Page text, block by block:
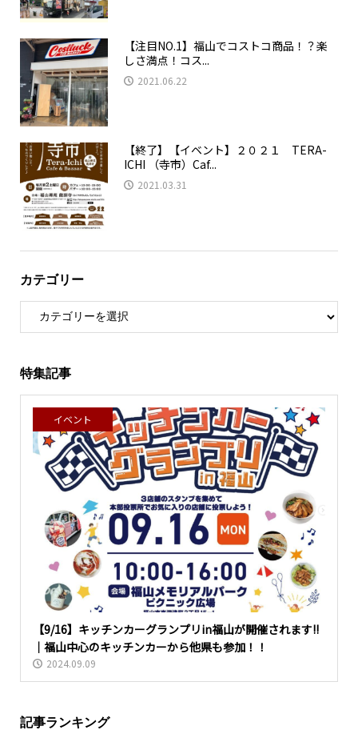
【注目NO.1】福山でコストコ商品！？楽
しさ満点！コス...
2021.06.22
【終了】【イベント】２０２１ TERA-
ICHI （寺市）Caf...
2021.03.31
カテゴリー
特集記事
イベント
【9/16】キッチンカーグランプリin福山が開催されます!!
｜福山中心のキッチンカーから他県も参加！！
2024.09.09
記事ランキング